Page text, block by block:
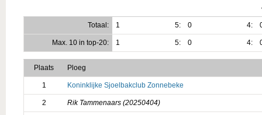
Totaal:
1 5: 0 4:
Max. 10 in top-20: 1 5: 0 4:
Plaats Ploeg
1 Koninklijke Sjoelbakclub Zonnebeke
2 Rik Tammenaars (20250404)